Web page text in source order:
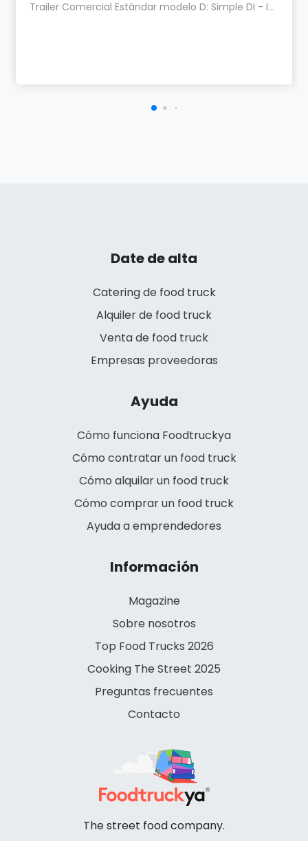
Trailer Comercial Estándar modelo D: Simple DI - I...
Date de alta
Catering de food truck
Alquiler de food truck
Venta de food truck
Empresas proveedoras
Ayuda
Cómo funciona Foodtruckya
Cómo contratar un food truck
Cómo alquilar un food truck
Cómo comprar un food truck
Ayuda a emprendedores
Información
Magazine
Sobre nosotros
Top Food Trucks 2026
Cooking The Street 2025
Preguntas frecuentes
Contacto
The street food company.